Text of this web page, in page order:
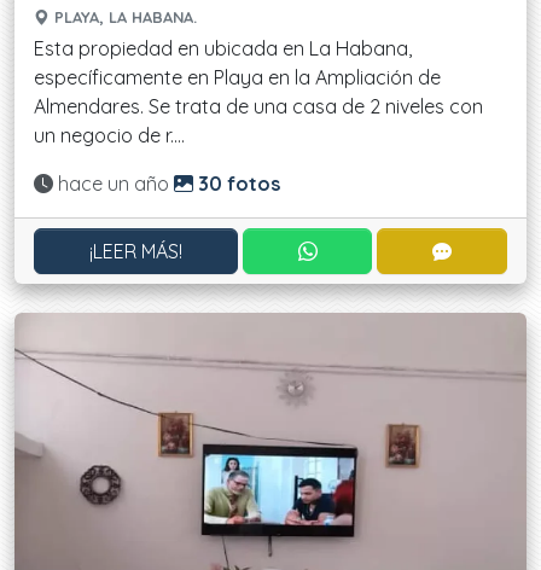
PLAYA, LA HABANA.
Esta propiedad en ubicada en La Habana,
específicamente en Playa en la Ampliación de
Almendares. Se trata de una casa de 2 niveles con
un negocio de r....
Actualizado:
hace un año 30 fotos
¡LEER MÁS! CONTACTAR POR